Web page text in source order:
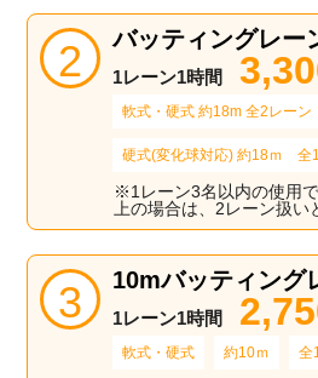
バッティングレー
1レーン1時間
軟式・硬式 約18m 全2レーン
硬式(変化球対応) 約18ｍ 全
※1レーン3名以内の使用
上の場合は、2レーン扱い
10mバッティング
1レーン1時間
軟式・硬式 約10ｍ 全